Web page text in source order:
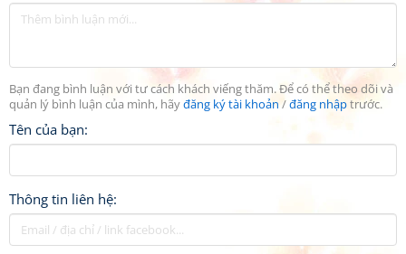
Bạn đang bình luận với tư cách khách viếng thăm. Để có thể theo dõi và
quản lý bình luận của mình, hãyđăng ký tài khoản/đăng nhậptrước.
Tên của bạn:
Thông tin liên hệ: